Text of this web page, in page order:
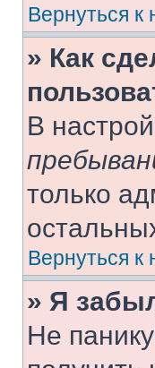
Вернуться к
» Как
В
только
Вернуться к
» Я
Не